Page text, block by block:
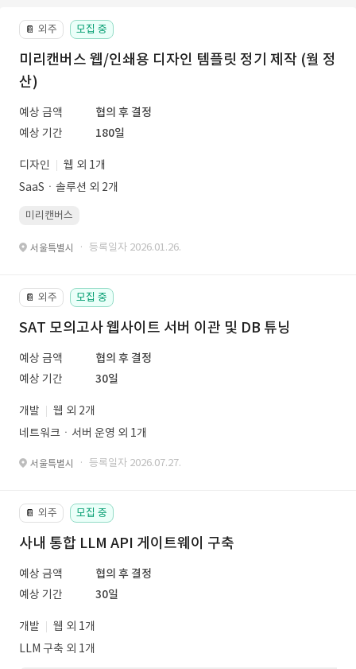
📔 외주 모집 중
미리캔버스 웹/인쇄용 디자인 템플릿 정기 제작 (월 정
산)
예상 금액
협의 후 결정
예상 기간
180일
디자인
웹 외 1개
SaaSㆍ솔루션 외 2개
미리캔버스
서울특별시 · 등록일자 2026.01.26.
📔 외주 모집 중
SAT 모의고사 웹사이트 서버 이관 및 DB 튜닝
예상 금액
협의 후 결정
예상 기간
30일
개발
웹 외 2개
네트워크ㆍ서버 운영 외 1개
서울특별시 · 등록일자 2026.07.27.
📔 외주 모집 중
사내 통합 LLM API 게이트웨이 구축
예상 금액
협의 후 결정
예상 기간
30일
개발
웹 외 1개
LLM 구축 외 1개